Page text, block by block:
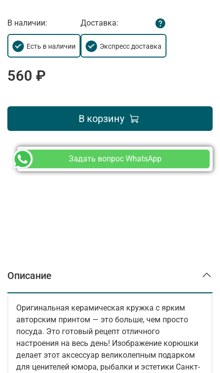
В наличии:
Есть в наличии
Доставка:
Экспресс доставка
560 ₽
В корзину
Задать вопрос WhatsApp
Описание
Оригинальная керамическая кружка с ярким
авторским принтом — это больше, чем просто
посуда. Это готовый рецепт отличного
настроения на весь день! Изображение корюшки
делает этот аксессуар великолепным подарком
для ценителей юмора, рыбалки и эстетики Санкт-